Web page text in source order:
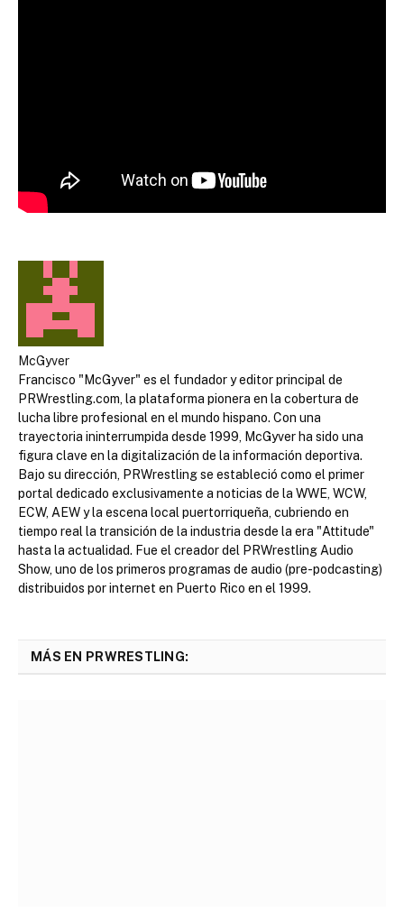
McGyver
Francisco "McGyver" es el fundador y editor principal de
PRWrestling.com, la plataforma pionera en la cobertura de
lucha libre profesional en el mundo hispano. Con una
trayectoria ininterrumpida desde 1999, McGyver ha sido una
figura clave en la digitalización de la información deportiva.
Bajo su dirección, PRWrestling se estableció como el primer
portal dedicado exclusivamente a noticias de la WWE, WCW,
ECW, AEW y la escena local puertorriqueña, cubriendo en
tiempo real la transición de la industria desde la era "Attitude"
hasta la actualidad. Fue el creador del PRWrestling Audio
Show, uno de los primeros programas de audio (pre-podcasting)
distribuidos por internet en Puerto Rico en el 1999.
MÁS EN PRWRESTLING: